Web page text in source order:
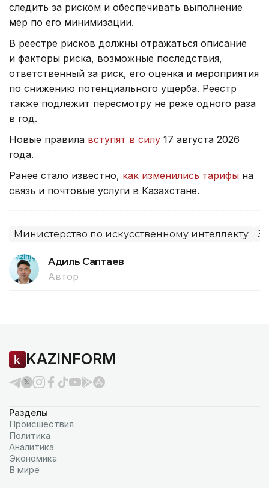
следить за риском и обеспечивать выполнение
мер по его минимизации.
В реестре рисков должны отражаться описание
и факторы риска, возможные последствия,
ответственный за риск, его оценка и мероприятия
по снижению потенциального ущерба. Реестр
также подлежит пересмотру не реже одного раза
в год.
Новые правила вступят в силу 17 августа 2026
года.
Ранее стало известно, как изменились тарифы на
связь и почтовые услуги в Казахстане.
Министерство по искусственному интеллекту
Адиль Саптаев
Автор
KAZINFORM
Разделы
Происшествия
Политика
Аналитика
Экономика
В мире